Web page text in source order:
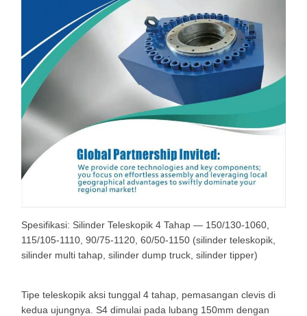
Spesifikasi: Silinder Teleskopik 4 Tahap — 150/130-1060,
115/105-1110, 90/75-1120, 60/50-1150 (silinder teleskopik,
silinder multi tahap, silinder dump truck, silinder tipper)
Tipe teleskopik aksi tunggal 4 tahap, pemasangan clevis di
kedua ujungnya. S4 dimulai pada lubang 150mm dengan